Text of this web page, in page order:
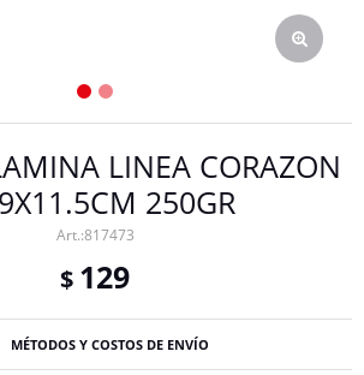
LINEA CORAZON
250GR
817473
$ 129
MÉTODOS Y COSTOS DE ENVÍO